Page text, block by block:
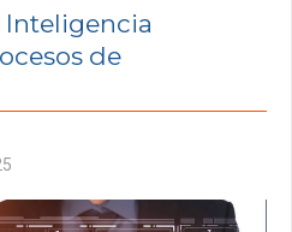
Inteligencia
de